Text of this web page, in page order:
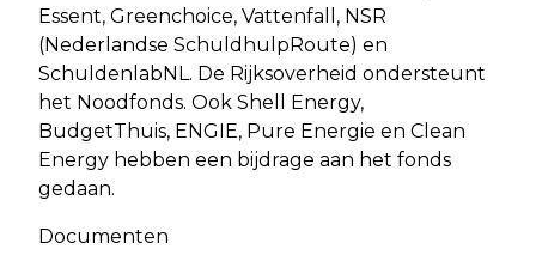
Essent, Greenchoice, Vattenfall, NSR
(Nederlandse SchuldhulpRoute) en
SchuldenlabNL. De Rijksoverheid ondersteunt
het Noodfonds. Ook Shell Energy,
BudgetThuis, ENGIE, Pure Energie en Clean
Energy hebben een bijdrage aan het fonds
gedaan.
Documenten